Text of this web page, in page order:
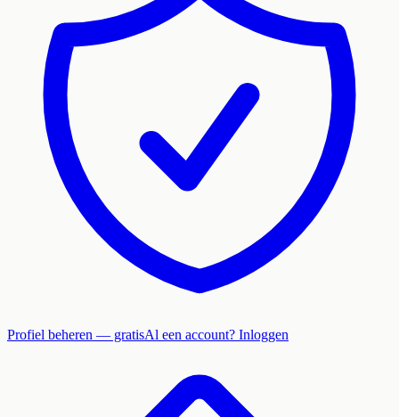
Profiel beheren — gratisAl een account? Inloggen